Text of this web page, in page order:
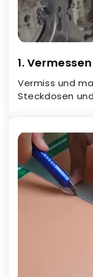
1. Vermessen
Vermiss und
Steckdosen